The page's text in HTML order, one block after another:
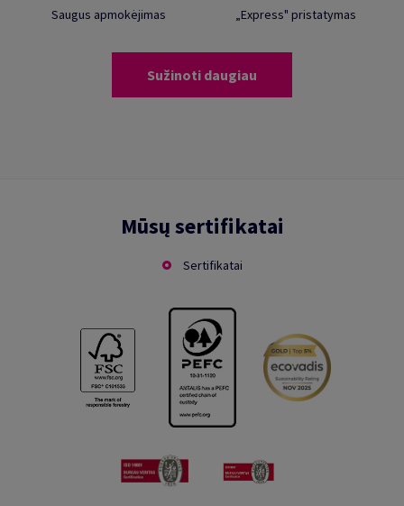
Saugus apmokėjimas „Express" pristatymas
Sužinoti daugiau
Mūsų sertifikatai
Sertifikatai